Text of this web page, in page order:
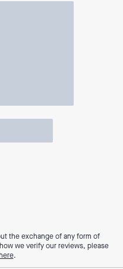
the exchange of any form of
we verify our reviews, please
.